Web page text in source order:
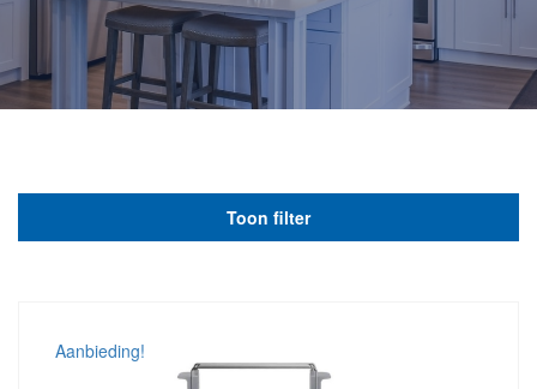
Toon filter
Aanbieding!